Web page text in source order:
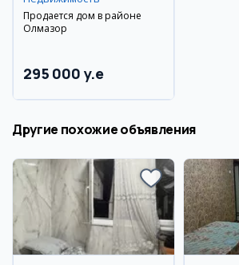
Продается дом в районе
Олмазор
295 000 y.e
Другие похожие объявления